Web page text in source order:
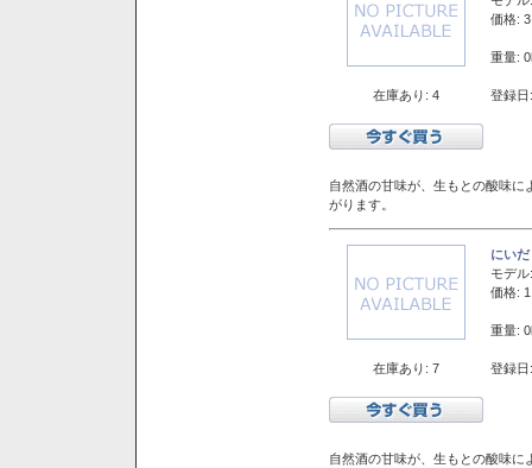
在庫あり: 4
価格:
重量:
登録
自然酒の甘味が、生もとの酸味
がります。
在庫あり: 7
にい
モデル:
価格:
重量:
登録
自然酒の甘味が、生もとの酸味